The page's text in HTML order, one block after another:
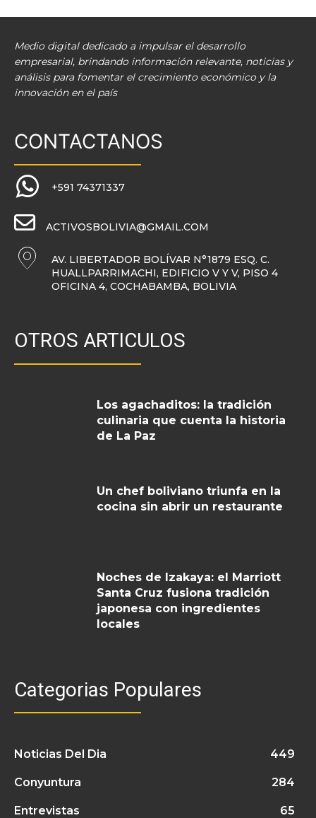
Medio digital dedicado a impulsar el desarrollo
empresarial, brindando información relevante, noticias y
análisis para fomentar el crecimiento económico y la
innovación en el país
CONTACTANOS
+591 74371337
ACTIVOSBOLIVIA@GMAIL.COM
AV. LIBERTADOR BOLÍVAR N°1879 ESQ. C.
HUALLPARRIMACHI, EDIFICIO V Y V, PISO 4
OFICINA 4, COCHABAMBA, BOLIVIA
OTROS ARTICULOS
Los agachaditos: la tradición
culinaria que cuenta la historia
de La Paz
Un chef boliviano triunfa en la
cocina sin abrir un restaurante
Noches de Izakaya: el Marriott
Santa Cruz fusiona tradición
japonesa con ingredientes
locales
Categorias Populares
Noticias Del Dia 449
Conyuntura 284
Entrevistas 65